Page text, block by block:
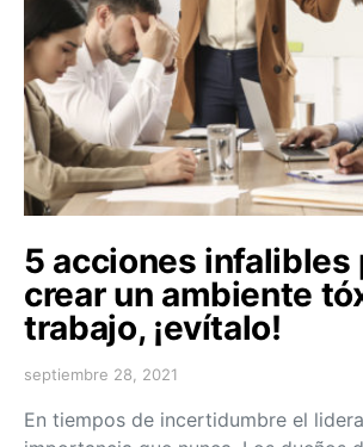
5 acciones infalibles
crear un ambiente
trabajo, ¡evítalo!
septiembre 28, 2021
En tiempos de incertidumbre el